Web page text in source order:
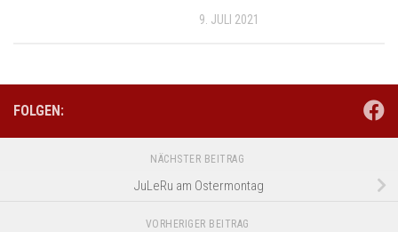
9. JULI 2021
FOLGEN:
NÄCHSTER BEITRAG
JuLeRu am Ostermontag
VORHERIGER BEITRAG